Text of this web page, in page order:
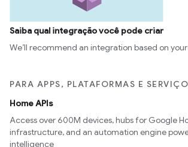
Saiba qual integração você pode criar
We’ll recommend an integration based on
PARA APPS, PLATAFORMAS E
Home APIs
Access over 600M devices, hubs for Google
infrastructure, and an automation engine
intelligence